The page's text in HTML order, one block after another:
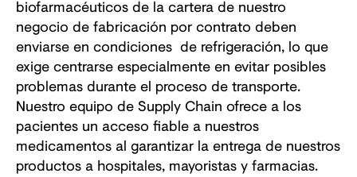
biofarmacéuticos de la cartera de nuestro
negocio de fabricación por contrato deben
enviarse en condiciones de refrigeración, lo que
exige centrarse especialmente en evitar posibles
problemas durante el proceso de transporte.
Nuestro equipo de Supply Chain ofrece a los
pacientes un acceso fiable a nuestros
medicamentos al garantizar la entrega de nuestros
productos a hospitales, mayoristas y farmacias.